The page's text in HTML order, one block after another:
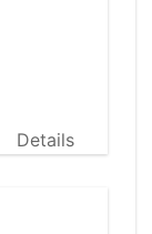
Details